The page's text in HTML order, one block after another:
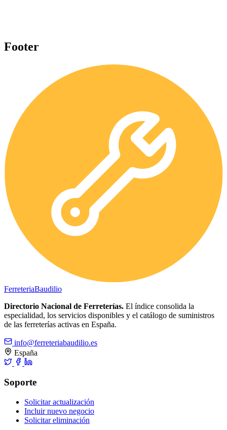
Footer
FerreteriaBaudilio
Directorio Nacional de Ferreterías. El índice consolida la
especialidad, los servicios disponibles y el catálogo de suministros
de las ferreterías activas en España.
info@ferreteriabaudilio.es
España
Soporte
Solicitar actualización
Incluir nuevo negocio
Solicitar eliminación